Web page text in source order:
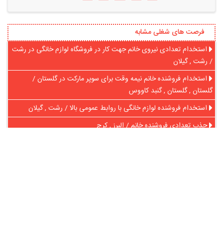
فرصت های شغلی مشابه
استخدام تعدادی نیروی خانم جهت کار در فروشگاه لوازم خانگی در رشت
/ رشت , گیلان
استخدام فروشنده خانم نیمه وقت برای سوپر مارکت در گلستان /
گلستان , گلستان , گنبد کاووس
استخدام فروشنده لوازم خانگی با روابط عمومی بالا / رشت , گیلان
جذب تعدادی فروشنده خانم / البرز , کرج